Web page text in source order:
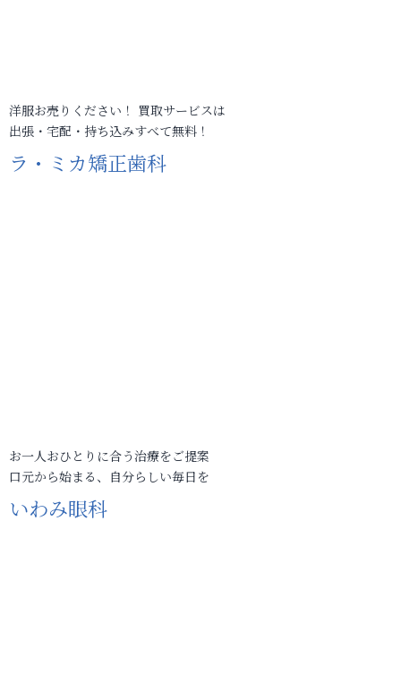
洋服お売りください！ 買取サービスは
出張・宅配・持ち込みすべて無料！
ラ・ミカ矯正歯科
お一人おひとりに合う治療をご提案
口元から始まる、自分らしい毎日を
いわみ眼科